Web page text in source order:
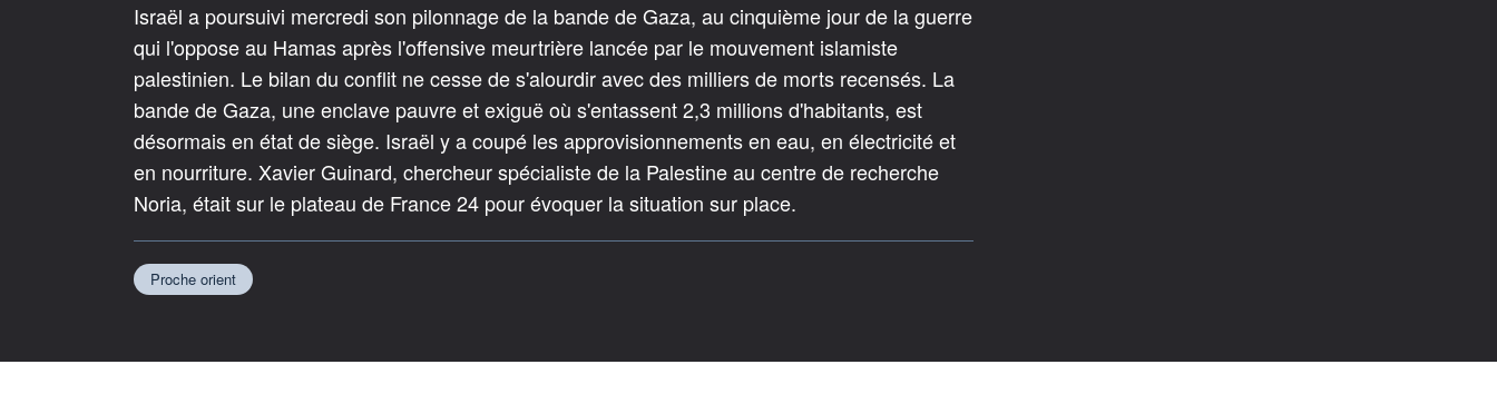
Israël a poursuivi mercredi son pilonnage de la bande de Gaza, au cinquième jour de la guerre
qui l'oppose au Hamas après l'offensive meurtrière lancée par le mouvement islamiste
palestinien. Le bilan du conflit ne cesse de s'alourdir avec des milliers de morts recensés. La
bande de Gaza, une enclave pauvre et exiguë où s'entassent 2,3 millions d'habitants, est
désormais en état de siège. Israël y a coupé les approvisionnements en eau, en électricité et
en nourriture. Xavier Guinard, chercheur spécialiste de la Palestine au centre de recherche
Noria, était sur le plateau de France 24 pour évoquer la situation sur place.
Proche orient